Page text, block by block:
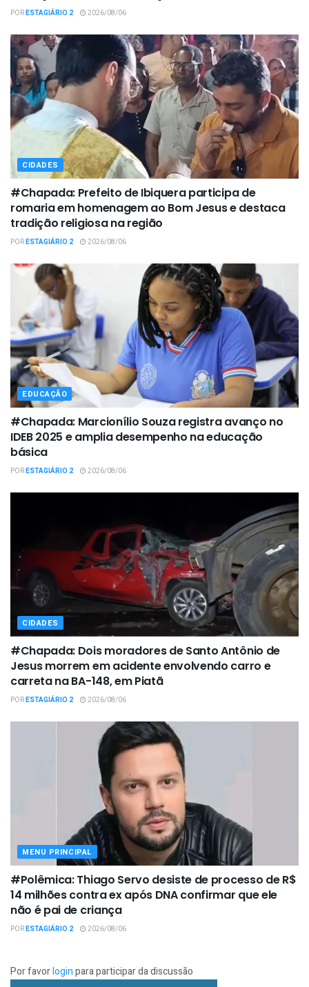
PORESTAGIÁRIO 2 2026/08/06
CIDADES
#Chapada: Prefeito de Ibiquera participa de
romaria em homenagem ao Bom Jesus e destaca
tradição religiosa na região
PORESTAGIÁRIO 2 2026/08/06
EDUCAÇÃO
#Chapada: Marcionílio Souza registra avanço no
IDEB 2025 e amplia desempenho na educação
básica
PORESTAGIÁRIO 2 2026/08/06
CIDADES
#Chapada: Dois moradores de Santo Antônio de
Jesus morrem em acidente envolvendo carro e
carreta na BA-148, em Piatã
PORESTAGIÁRIO 2 2026/08/06
MENU PRINCIPAL
#Polêmica: Thiago Servo desiste de processo de R$
14 milhões contra ex após DNA confirmar que ele
não é pai de criança
PORESTAGIÁRIO 2 2026/08/06
Por favorloginpara participar da discussão